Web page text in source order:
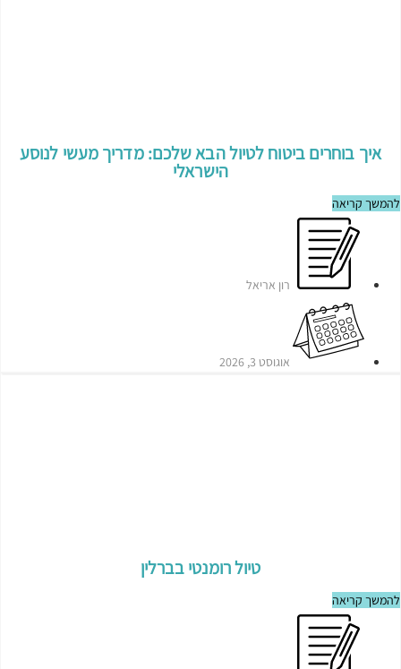
איך בוחרים ביטוח לטיול הבא שלכם: מדריך מעשי לנוסע
הישראלי
להמשך קריאה
רון אריאל
אוגוסט 3, 2026
טיול רומנטי בברלין
להמשך קריאה